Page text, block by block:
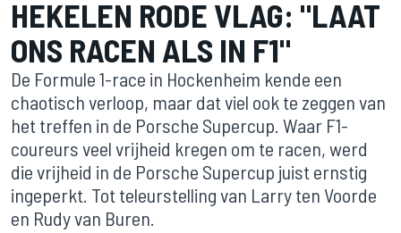
HEKELEN RODE VLAG: "LAAT
ONS RACEN ALS IN F1"
De Formule 1-race in Hockenheim kende een
chaotisch verloop, maar dat viel ook te zeggen van
het treffen in de Porsche Supercup. Waar F1-
coureurs veel vrijheid kregen om te racen, werd
die vrijheid in de Porsche Supercup juist ernstig
ingeperkt. Tot teleurstelling van Larry ten Voorde
en Rudy van Buren.